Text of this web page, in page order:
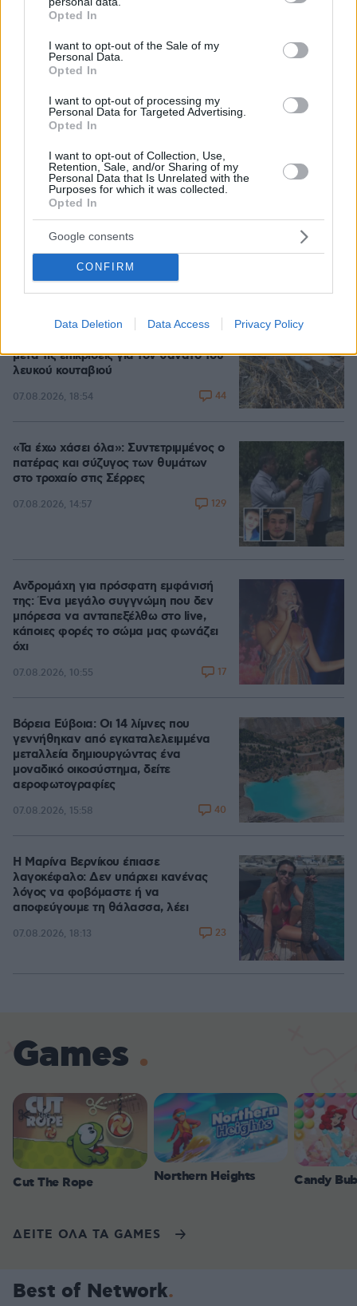
grant or deny consent to Google and its third-party tags to
use your data for below specified purposes in below Google
consent section.
Opted In
I want to opt-out of the Sale of my
Personal Data.
Opted In
I want to opt-out of processing my
Personal Data for Targeted Advertising.
Opted In
I want to opt-out of Collection, Use,
Retention, Sale, and/or Sharing of my
Personal Data that Is Unrelated with the
Purposes for which it was collected.
Opted In
Google consents
CONFIRM
Data Deletion Data Access Privacy Policy
Πραγματογνώμονας επιχειρεί να ρίξει φως στα
αίτια του δυστυχήματος στις Σέρρες
07.08.2026, 18:54
Νέες καταγγελίες στην Ελπίδα για τη
Δημοκρατία: Γρατσία, Γαλανός,
Καρυστιανού και αυλικοί το
μετέτρεψαν σε φοβικό αρχηγικό
07.08.2026, 19:33
οικογένεια λύκων, για να σώσουμε
μετά τις επικρίσεις για τον θάνατο του
λευκού κουταβιού
07.08.2026, 18:54 44
«Τα έχω χάσει όλα»: Συντετριμμένος ο
πατέρας και σύζυγος των θυμάτων
στο τροχαίο στις Σέρρες
07.08.2026, 14:57 129
Ανδρομάχη για πρόσφατη εμφάνισή
της: Ένα μεγάλο συγγνώμη που δεν
μπόρεσα να ανταπεξέλθω στο live,
κάποιες φορές το σώμα μας φωνάζει
όχι
07.08.2026, 10:55 17
Βόρεια Εύβοια: Οι 14 λίμνες που
γεννήθηκαν από εγκαταλελειμμένα
μεταλλεία δημιουργώντας ένα
μοναδικό οικοσύστημα, δείτε
αεροφωτογραφίες
07.08.2026, 15:58 40
Η Μαρίνα Βερνίκου έπιασε
λαγοκέφαλο: Δεν υπάρχει κανένας
λόγος να φοβόμαστε ή να
αποφεύγουμε τη θάλασσα, λέει
07.08.2026, 18:13 23
Games
Cut The Rope Northern Heights Candy
ΔΕΙΤΕ ΟΛΑ ΤΑ GAMES
Best of Network